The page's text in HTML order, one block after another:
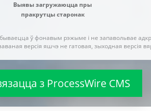
Выявы загружаюцца пры
пракрутцы старонак
ў фонавым рэжыме і не запавольвае
версія яшчэ не гатовая, зыходная версія
з ProcessWire CMS